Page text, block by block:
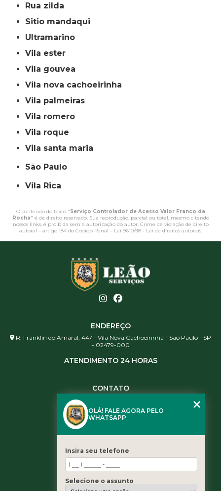
rua zilda
sitio mandaqui
ultramarino
vila ester
vila gouvea
vila nova cachoeirinha
vila palmeiras
vila romero
vila roque
vila santa maria
São Paulo
Vila Rica
O conteúdo do texto "Serviço Controlador de Acesso Valor Franco da
Rocha" é de direito reservado. Sua reprodução, parcial ou total, mesmo citando
nossos links, é proibida sem a autorização do autor. Crime de violação de direito
autoral – artigo 184 do Código Penal – Lei 9610/98 - Lei de direitos autorais.
ENDEREÇO
R. Franklin do Amaral, 447 - Vila Nova Cachoeirinha - São Paulo - SP
- 02479-000
ATENDIMENTO 24 HORAS
CONTATO
(11) 3461-5871
contato@leaoservicos.com.br
Home
Quem somos
OLÁ! FALE AGORA PELO
WHATSAPP
Insira seu telefone
Selecione o assunto